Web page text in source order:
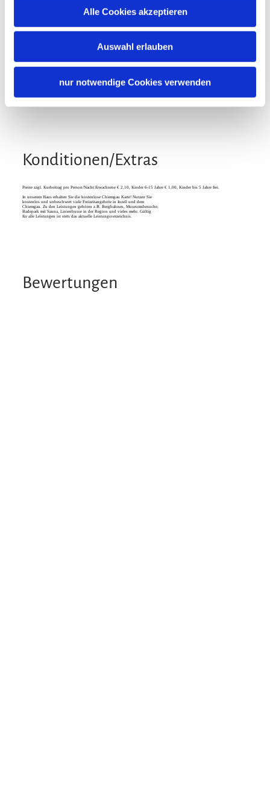
Alle Cookies akzeptieren
Auswahl erlauben
nur notwendige Cookies verwenden
Zusatzleistungen
Konditionen/Extras
Preise zzgl. Kurbeitrag pro Person/Nacht:Erwachsene € 2,10, Kinder 6-15 Jahre € 1,00, Kinder bis 5 Jahre frei.
In unserem Haus erhalten Sie die kostenlose Chiemgau Karte! Nutzen Sie
kostenlos und unbeschwert viele Freizeitangebote in Inzell und dem
Chiemgau. Zu den Leistungen gehören z.B. Bergbahnen, Museumsbesuche,
Badepark mit Sauna, Linienbusse in der Region und vieles mehr. Gültig
für alle Leistungen ist stets das aktuelle Leistungsverzeichnis.
Bewertungen